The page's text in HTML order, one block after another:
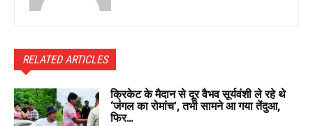
RELATED ARTICLES
क्रिकेट के मैदान से दूर वैभव सूर्यवंशी ले रहे थे
‘जंगल का रोमांच’, तभी सामने आ गया तेंदुआ,
फिर…